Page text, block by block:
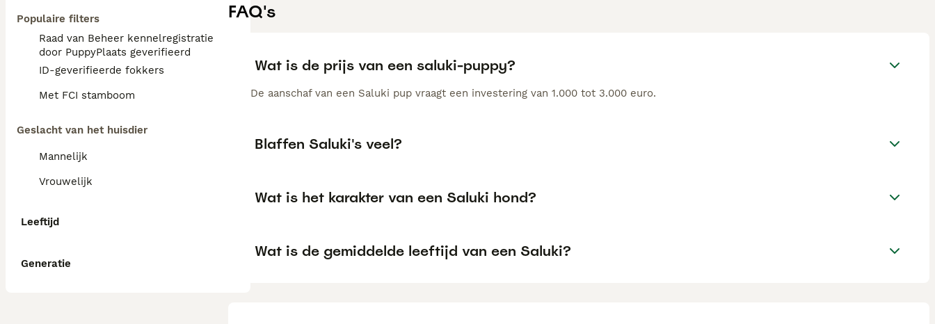
Populaire filters
Raad van Beheer kennelregistratie
door PuppyPlaats geverifieerd
ID-geverifieerde fokkers
Met FCI stamboom
Geslacht van het huisdier
Mannelijk
Vrouwelijk
Leeftijd
Generatie
FAQ's
Wat is de prijs van een saluki-puppy?
De aanschaf van een Saluki pup vraagt een investering van 1.000 tot 3.000 euro.
Blaffen Saluki's veel?
Wat is het karakter van een Saluki hond?
Wat is de gemiddelde leeftijd van een Saluki?